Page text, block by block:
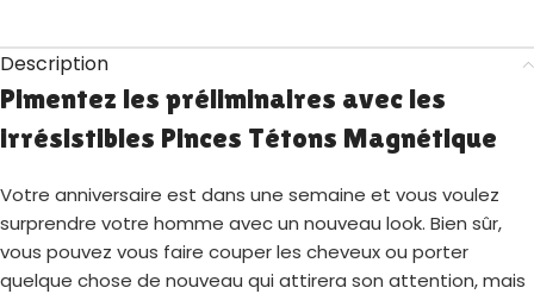
Description
Pimentez les préliminaires avec les
irrésistibles Pinces Tétons Magnétique
Votre anniversaire est dans une semaine et vous voulez
surprendre votre homme avec un nouveau look. Bien sûr,
vous pouvez vous faire couper les cheveux ou porter
quelque chose de nouveau qui attirera son attention, mais